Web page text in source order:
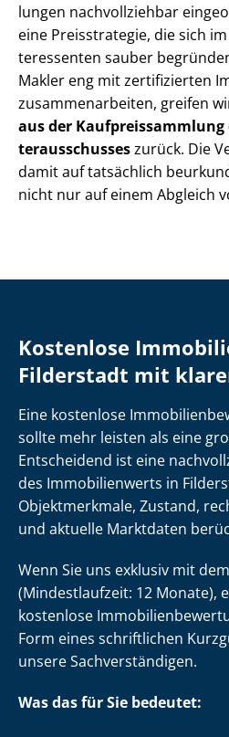
lun­gen nachvollziehbar
eine Preisstrategie, die sich
ter­es­sen­ten sauber
Makler eng mit zertifizierten
zu­sam­men­ar­bei­ten, greifen
aus der
ter­aus­schus­seszurück. Die
damit auf tatsächlich
nicht nur auf einem Abgleich
Kostenlose
Filderstadt mit
Eine kostenlose
sollte mehr leisten als eine
Entscheidend ist eine
des Immobilienwerts in
Objektmerkmale, Zustand,
und aktuelle Marktdaten
Wenn Sie uns exklusiv mit
(Mindestlaufzeit: 12 Monate),
kostenlose
Form eines schriftlichen
unsere Sach­ver­stän­di­gen.
Was das für Sie bedeutet: